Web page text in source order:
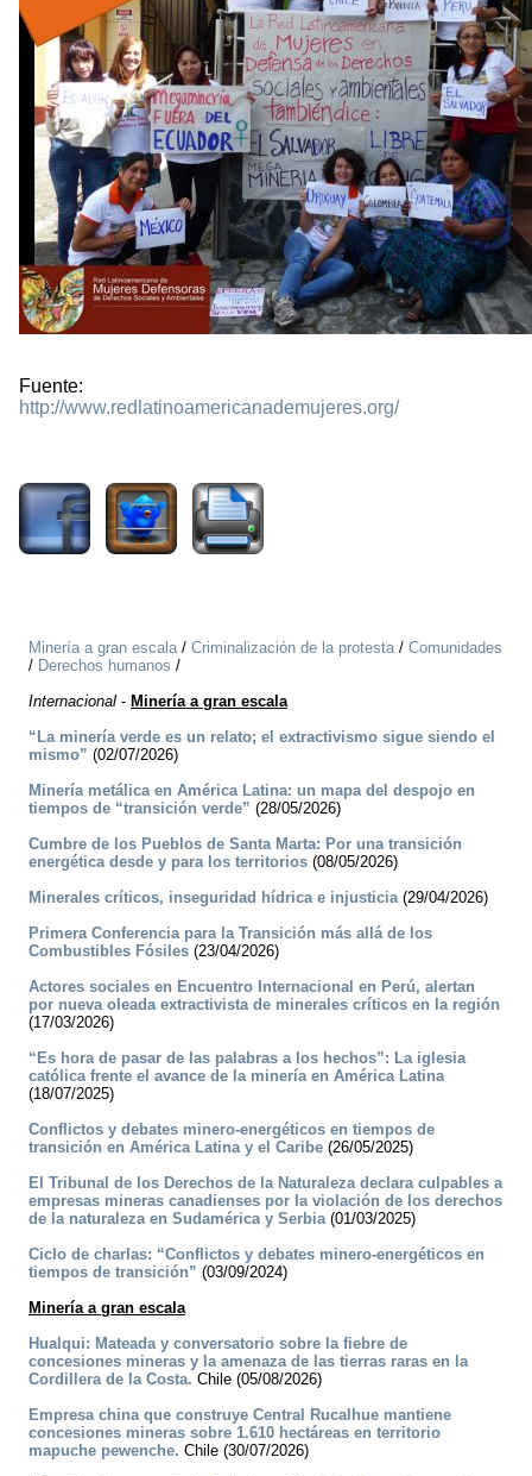
Fuente:
http://www.redlatinoamericanademujeres.org/
Minería a gran escala/ Criminalización de la protesta/ Comunidades
/ Derechos humanos /
Internacional - Minería a gran escala
“La minería verde es un relato; el extractivismo sigue siendo el
mismo” (02/07/2026)
Minería metálica en América Latina: un mapa del despojo en
tiempos de “transición verde” (28/05/2026)
Cumbre de los Pueblos de Santa Marta: Por una transición
energética desde y para los territorios (08/05/2026)
Minerales críticos, inseguridad hídrica e injusticia(29/04/2026)
Primera Conferencia para la Transición más allá de los
Combustibles Fósiles (23/04/2026)
Actores sociales en Encuentro Internacional en Perú, alertan
por nueva oleada extractivista de minerales críticos en la región
(17/03/2026)
“Es hora de pasar de las palabras a los hechos”: La iglesia
católica frente el avance de la minería en América Latina
(18/07/2025)
Conflictos y debates minero-energéticos en tiempos de
transición en América Latina y el Caribe (26/05/2025)
El Tribunal de los Derechos de la Naturaleza declara culpables a
empresas mineras canadienses por la violación de los derechos
de la naturaleza en Sudamérica y Serbia(01/03/2025)
Ciclo de charlas: “Conflictos y debates minero-energéticos en
tiempos de transición” (03/09/2024)
Minería a gran escala
Hualqui: Mateada y conversatorio sobre la fiebre de
concesiones mineras y la amenaza de las tierras raras en la
Cordillera de la Costa. Chile (05/08/2026)
Empresa china que construye Central Rucalhue mantiene
concesiones mineras sobre 1.610 hectáreas en territorio
mapuche pewenche. Chile (30/07/2026)